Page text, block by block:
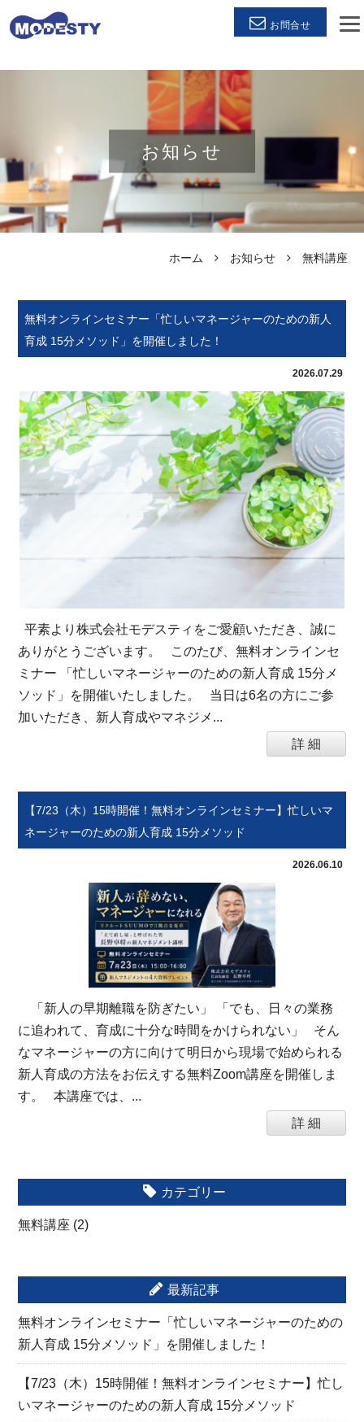
お問合せ
お知らせ
ホーム お知らせ 無料講座
無料オンラインセミナー「忙しいマネージャーのための新人
育成 15分メソッド」を開催しました！
2026.07.29
平素より株式会社モデスティをご愛顧いただき、誠に
ありがとうございます。 このたび、無料オンラインセ
ミナー 「忙しいマネージャーのための新人育成 15分メ
ソッド」を開催いたしました。 当日は6名の方にご参
加いただき、新人育成やマネジメ...
詳 細
【7/23（木）15時開催！無料オンラインセミナー】忙しいマ
ネージャーのための新人育成 15分メソッド
2026.06.10
「新人の早期離職を防ぎたい」 「でも、日々の業務
に追われて、育成に十分な時間をかけられない」 そん
なマネージャーの方に向けて明日から現場で始められる
新人育成の方法をお伝えする無料Zoom講座を開催しま
す。 本講座では、...
詳 細
カテゴリー
無料講座 (2)
最新記事
無料オンラインセミナー「忙しいマネージャーのための
新人育成 15分メソッド」を開催しました！
【7/23（木）15時開催！無料オンラインセミナー】忙し
いマネージャーのための新人育成 15分メソッド